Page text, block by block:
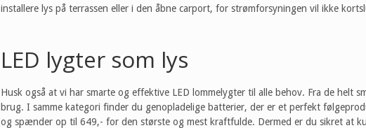
installere lys på terrassen eller i den åbne carport, for strømforsyningen vil ikke
LED lygter som lys
Husk også at vi har smarte og effektive LED lommelygter til alle behov. Fra de helt
brug. I samme kategori finder du genopladelige batterier, der er et perfekt
og spænder op til 649,- for den største og mest kraftfulde. Dermed er du sikret at